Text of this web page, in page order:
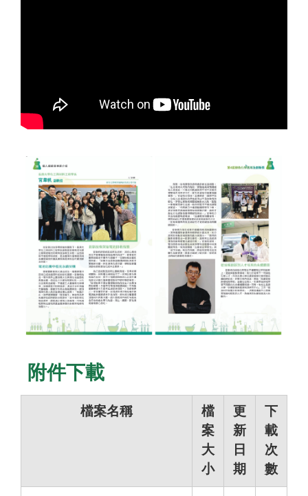
官韋帆副教授事蹟介紹（長庚大學化工與材料工
得獎人：官韋帆副教授，長庚大學化工與材料
事蹟重點：
1. 研發低毒高效率鋰電池回收技術，突破傳
2. 強調電池回收過程「無毒溶劑」設計，顯著
附件下載
檔案名稱
檔
案
大
小
更
新
日
期
下
載
次
數